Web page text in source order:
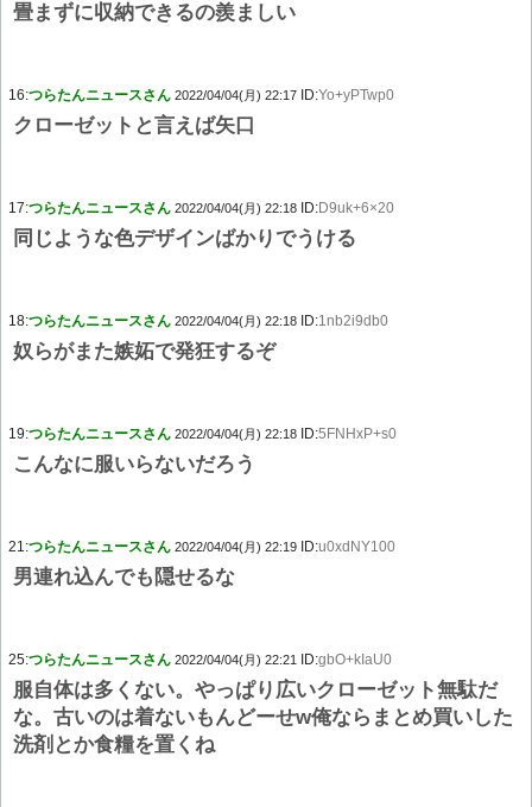
畳まずに収納できるの羨ましい
16:つらたんニュースさん 2022/04/04(月) 22:17 ID:Yo+yPTwp0
クローゼットと言えば矢口
17:つらたんニュースさん 2022/04/04(月) 22:18 ID:D9uk+6×20
同じような色デザインばかりでうける
18:つらたんニュースさん 2022/04/04(月) 22:18 ID:1nb2i9db0
奴らがまた嫉妬で発狂するぞ
19:つらたんニュースさん 2022/04/04(月) 22:18 ID:5FNHxP+s0
こんなに服いらないだろう
21:つらたんニュースさん 2022/04/04(月) 22:19 ID:u0xdNY100
男連れ込んでも隠せるな
25:つらたんニュースさん 2022/04/04(月) 22:21 ID:gbO+kIaU0
服自体は多くない。やっぱり広いクローゼット無駄だ
な。古いのは着ないもんどーせw俺ならまとめ買いした
洗剤とか食糧を置くね